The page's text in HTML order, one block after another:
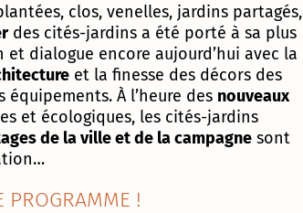
clos, venelles, jardins partagés,
des cités-jardins a été porté à sa plus
dialogue encore aujourd’hui avec la
et la finesse des décors des
équipements. À l’heure des nouveaux
et écologiques, les cités-jardins
de la ville et de la campagnesont
PROGRAMME !